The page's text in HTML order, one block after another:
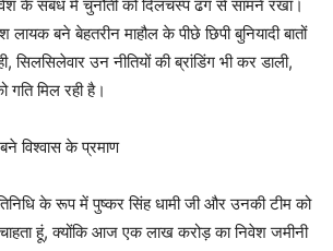
के संबंध में चुनौती को दिलचस्प ढंग से सामने रखा।
लायक बने बेहतरीन माहौल के पीछे छिपी बुनियादी बातों
सिलसिलेवार उन नीतियों की ब्रांडिंग भी कर डाली,
गति मिल रही है।
विश्वास के प्रमाण
के रूप में पुष्कर सिंह धामी जी और उनकी टीम को
हूं, क्योंकि आज एक लाख करोड़ का निवेश जमीनी